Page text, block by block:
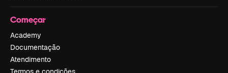
Começar
Academy
Documentação
Atendimento